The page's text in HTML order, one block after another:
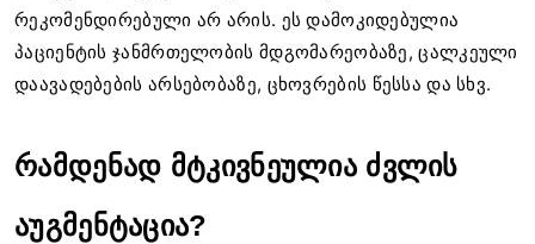
რეკომენდირებული არ არის. ეს დამოკიდებულია
პაციენტის ჯანმრთელობის მდგომარეობაზე, ცალკეული
დაავადებების არსებობაზე, ცხოვრების წესსა და სხვ.
რამდენად მტკივნეულია ძვლის
აუგმენტაცია?